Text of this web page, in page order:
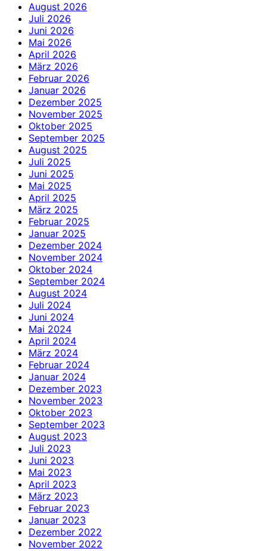
August 2026
Juli 2026
Juni 2026
Mai 2026
April 2026
März 2026
Februar 2026
Januar 2026
Dezember 2025
November 2025
Oktober 2025
September 2025
August 2025
Juli 2025
Juni 2025
Mai 2025
April 2025
März 2025
Februar 2025
Januar 2025
Dezember 2024
November 2024
Oktober 2024
September 2024
August 2024
Juli 2024
Juni 2024
Mai 2024
April 2024
März 2024
Februar 2024
Januar 2024
Dezember 2023
November 2023
Oktober 2023
September 2023
August 2023
Juli 2023
Juni 2023
Mai 2023
April 2023
März 2023
Februar 2023
Januar 2023
Dezember 2022
November 2022